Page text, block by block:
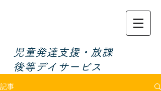
​児童発達支援・放課
後等デイサービス
記事